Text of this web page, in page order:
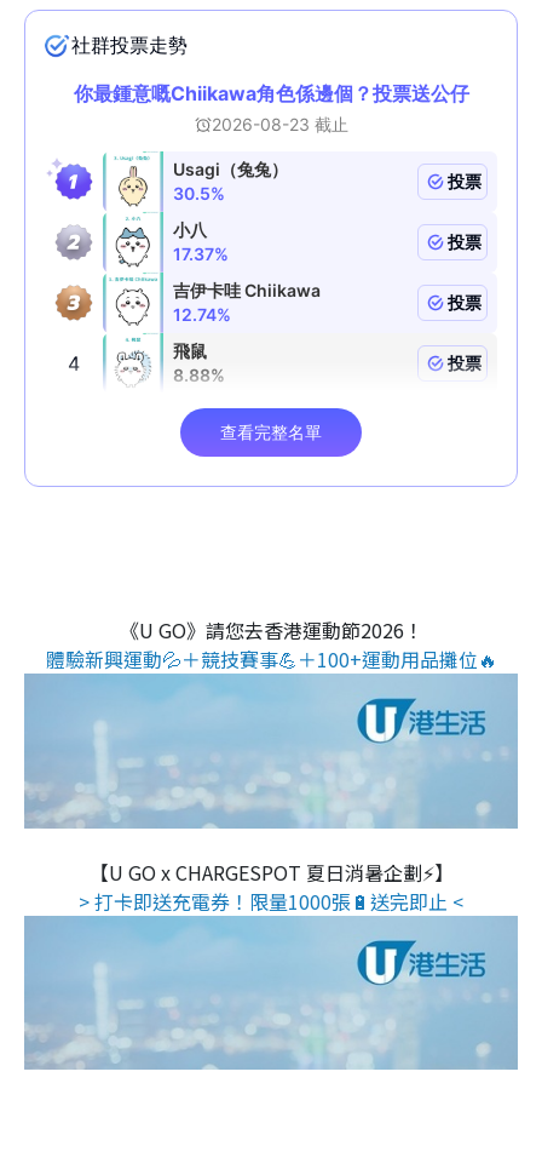
《U GO》請您去香港運動節2026！
體驗新興運動💦＋競技賽事💪＋100+運動用品攤位🔥
【U GO x CHARGESPOT 夏日消暑企劃⚡】
> 打卡即送充電券！限量1000張🔋送完即止 <